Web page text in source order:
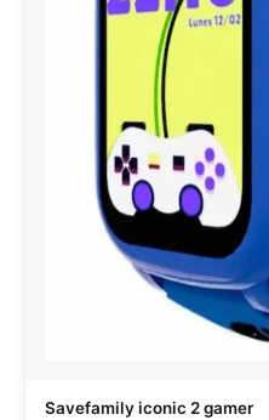
Savefamily iconic 2 gamer